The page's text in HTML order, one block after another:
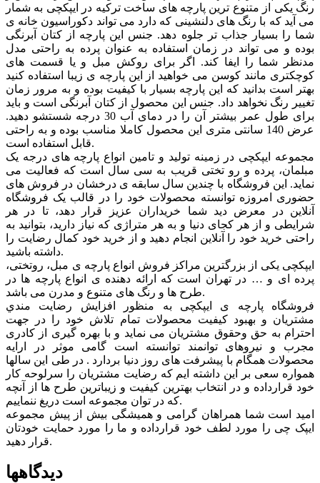
رنگ یکی از متنوع ترین پارچه های ساخت ترکیه در ایپکچی به شمار
می آید که با رنگ های دلنشینی که دارد می تواند دکوراسیون خانه ی
شما را بسیار جذاب تر جلوه دهد. جنس این پارچه از کتان آبرنگی
بوده و می تواند در زمان استفاده به عنوان پرده به راحتی مدل
مدنظر شما را ایفا کند. اگر برای روکش مبل و یا قسمت های
کوچکتری مانند کوسن می خواهید از این پارچه ی زیبا استفاده کنید
بهتر است بدانید که این پارچه بسیار با کیفیت بوده و به مرور زمان
تغییر رنگ نخواهد داد. جنس این محصول از کتان آبرنگی است و باید
برای طول عمر بیشتر آن را در دمای آب 30 درجه شستشو دهید.
عرض 140 سانتی متری این محصول کاملا مناسب بوده و به راحتی
قابل استفاده است.
مجموعه ایپکچی در زمینه تولید و تامین انواع پارچه های درجه یک
مبلمان، پرده و رو تختی قریب به سی سال است که فعالیت می
نماید. این فروشگاه با چندین سال سابقه ی درخشان در فروش های
حضوری امروزه توانسته محصولات خود را در قالب یک فروشگاه
آنلاین در معرض دید شما خریداران عزیز قرار دهد، تا در هر
شرایطی و از هر کجای دنیا و به هر متراژی که نیاز دارید، بتوانید به
راحتی خرید خود را آنلاین انجام دهید و از خرید خود کمال رضایت را
داشته باشید.
ایپکچی یکی از بزرگترین مراکز فروش انواع پارچه ی مبل، روتختی،
پرده ای و … در تهران است که ارائه دهنده ی انواع پارچه ها در
طرح ها و رنگ های متنوع و مدرن می باشد.
فروشگاه پارچه ی ایپکچی به منظور افزايش رضايت مندي
مشتريان و بهبود کيفيت محصولات تمام تلاش خود را در جهت
احترام به حق وحقوق مشتريان می نماید و با بهره گیری از کادری
مجرب و نیروهای توانمند توانسته است گامی موثر در ارايه
محصولات همگام با پیشرفت های روز دنیا بردارد . در طی این سالها
همواره سعی بر این داشته ایم که رضایت مشتریان را سرلوحه کار
خود قرارداده و در انتخاب بهترین کیفیت و زیباترین طرح ها از آنچه
که در توان مجموعه است دریغ ننماییم.
امید است شما همراهان گرامی و همیشگی بیش از پیش مجموعه
ایپک چی را مورد لطف خود قرارداده و ما را مورد حمایت خودتان
قرار دهید.
دیدگاهها